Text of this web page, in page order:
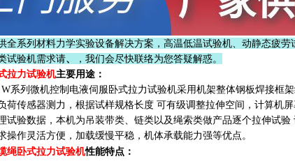
全系列材料力学实验设备解决方案，高温低温试验机、动静态疲
试验机需求请、
，我们会尽快联络为您答疑解惑。
拉力试验机主要用途：
W系列微机控制电液伺服卧式拉力试验机采用机架整体钢板焊接框
荷传感器测力，根据试样规格长度 可有级调整拉伸空间，计算机
试验数据，本机为吊装带类、链类以及绳索类做产品逐个拉伸试
操作灵活方便，加载缓慢平稳，机体承载能力强等优点。
绳卧式拉力试验机性能特点：